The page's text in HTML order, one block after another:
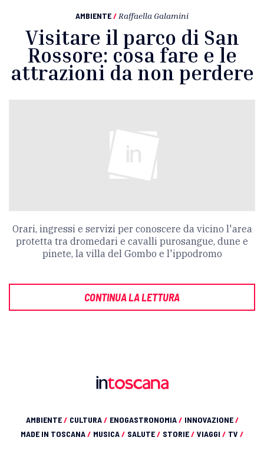
AMBIENTE/ Raffaella Galamini
Visitare il parco di San
Rossore: cosa fare e le
attrazioni da non perdere
Orari, ingressi e servizi per conoscere da vicino l'area
protetta tra dromedari e cavalli purosangue, dune e
pinete, la villa del Gombo e l'ippodromo
CONTINUA LA LETTURA
AMBIENTE/ CULTURA/ ENOGASTRONOMIA/ INNOVAZIONE/
MADE IN TOSCANA/ MUSICA/ SALUTE/ STORIE/ VIAGGI / TV /